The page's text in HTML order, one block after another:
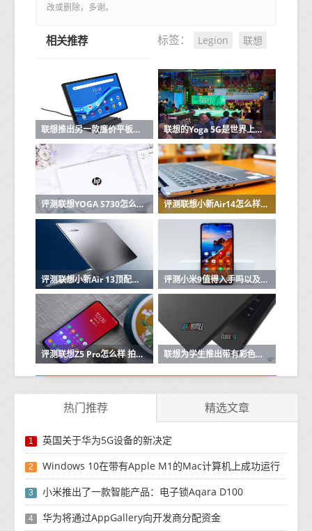
改或删除，多谢。
标签： Legion 联想
相关推荐
联想推出另一款廉价平板电脑 可用作智能显示器 联想的Yoga 5G是世界上第一台能够连接到5G网络的PC
评测联想YOGA S730怎么样以及惠普星14轻薄本值得入手吗 评测联想小新Air14怎么样以及顽石热血版YX570值得入手吗
评测联想小新Air 13顶配版怎么样以及Acer宏碁TravelMate X3410笔记本如何 评测小米9值得入手吗以及联想Z5s性价比如何
评测联想Z5 Pro怎么样 拍照性能欠佳 联想为学生推出带有彩色复古徽标的ThinkPad 11e Yoga 6th Gen
热门推荐 精选文章
1 英国关于华为5G设备的新决定
2 Windows 10在带有Apple M1的Mac计算机上成功运行
3 小米推出了一款智能产品：电子锁Aqara D100
4 华为将通过AppGallery向开发商分配资金